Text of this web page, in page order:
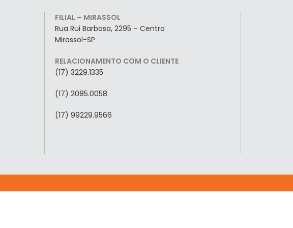
FILIAL – MIRASSOL
Rua Rui Barbosa, 2295 – Centro
Mirassol-SP
RELACIONAMENTO COM O CLIENTE
(17) 3229.1335
(17) 2085.0058
(17) 99229.9566